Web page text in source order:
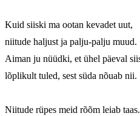
Kuid siiski ma ootan kevadet uut,
niitude haljust ja palju-palju muud.
Aiman ju nüüdki, et ühel päeval
lõplikult tuled, sest süda nõuab nii.
Niitude rüpes meid rõõm leiab taas.